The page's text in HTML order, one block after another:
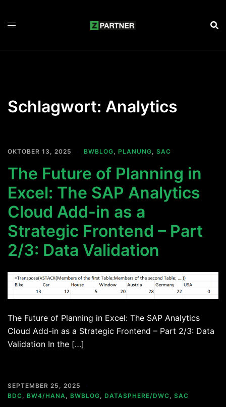
Schlagwort: Analytics
OKTOBER 13, 2025 BWBLOG, PLANUNG, SAC
The Future of Planning in
Excel: The SAP Analytics
Cloud Add-in as a
Strategic Frontend – Part
2/3: Data Validation
The Future of Planning in Excel: The SAP Analytics
Cloud Add-in as a Strategic Frontend – Part 2/3: Data
Validation In the […]
SEPTEMBER 25, 2025
BDC, BW4/HANA , BWBLOG, DATASPHERE/DWC, SAC